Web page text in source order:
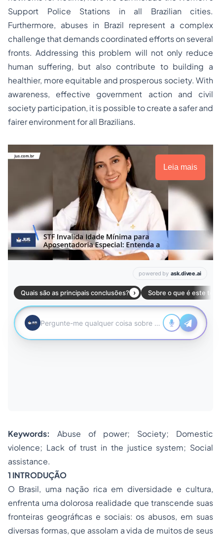
Support Police Stations in all Brazilian cities.
Furthermore, abuses in Brazil represent a complex
challenge that demands coordinated efforts on several
fronts. Addressing this problem will not only reduce
human suffering, but also contribute to building a
healthier, more equitable and prosperous society. With
awareness, effective government action and civil
society participation, it is possible to create a safer and
fairer environment for all Brazilians.
Leia mais
Keywords: Abuse of power; Society; Domestic
violence; Lack of trust in the justice system; Social
assistance.
1 INTRODUÇÃO
O Brasil, uma nação rica em diversidade e cultura,
enfrenta uma dolorosa realidade que transcende suas
fronteiras geográficas e sociais: os abusos, em suas
diversas formas, que assolam a vida de muitos de seus